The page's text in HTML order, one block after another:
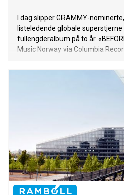
I dag slipper GRAMMY-
listeledende globale
fullengderalbum på to år.
Music Norway via Columbia